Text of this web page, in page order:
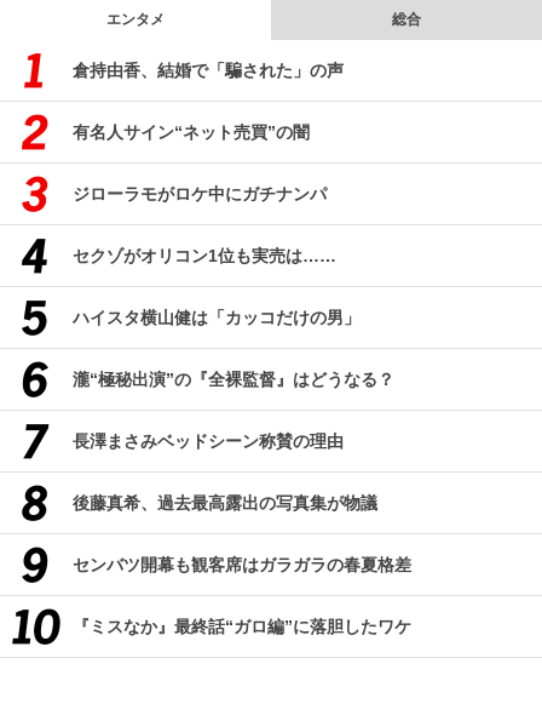
エンタメ 総合
倉持由香、結婚で「騙された」の声
有名人サイン“ネット売買”の闇
ジローラモがロケ中にガチナンパ
セクゾがオリコン1位も実売は……
ハイスタ横山健は「カッコだけの男」
瀧“極秘出演”の『全裸監督』はどうなる？
長澤まさみベッドシーン称賛の理由
後藤真希、過去最高露出の写真集が物議
センバツ開幕も観客席はガラガラの春夏格差
『ミスなか』最終話“ガロ編”に落胆したワケ